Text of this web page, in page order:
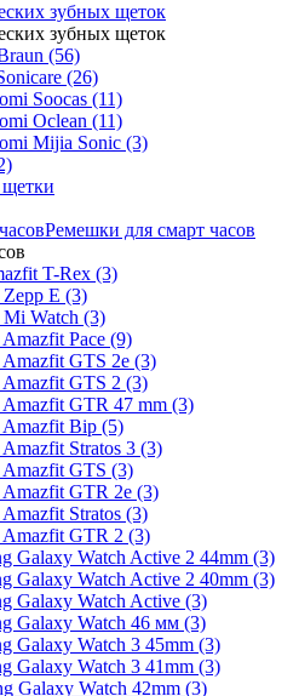
зубных щеток
зубных щеток
(56)
(26)
Soocas (11)
Oclean (11)
Mijia Sonic (3)
Ремешки для смарт часов
T-Rex (3)
E (3)
Watch (3)
Pace (9)
GTS 2e (3)
GTS 2 (3)
GTR 47 mm (3)
Bip (5)
Stratos 3 (3)
GTS (3)
GTR 2e (3)
Stratos (3)
GTR 2 (3)
Galaxy Watch Active 2 44mm (3)
Galaxy Watch Active 2 40mm (3)
Galaxy Watch Active (3)
Galaxy Watch 46 мм (3)
Galaxy Watch 3 45mm (3)
Galaxy Watch 3 41mm (3)
Galaxy Watch 42mm (3)